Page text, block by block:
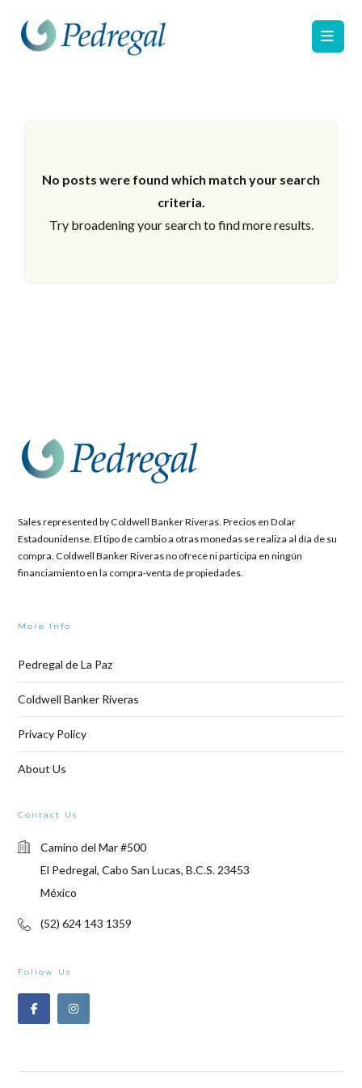
No posts were found which match your search
criteria.
Try broadening your search to find more results.
Sales represented by Coldwell Banker Riveras. Precios en Dolar
Estadounidense. El tipo de cambio a otras monedas se realiza al día de su
compra. Coldwell Banker Riveras no ofrece ni participa en ningún
financiamiento en la compra-venta de propiedades.
More Info
Pedregal de La Paz
Coldwell Banker Riveras
Privacy Policy
About Us
Contact Us
Camino del Mar #500
El Pedregal, Cabo San Lucas, B.C.S. 23453
México
(52) 624 143 1359
Follow Us